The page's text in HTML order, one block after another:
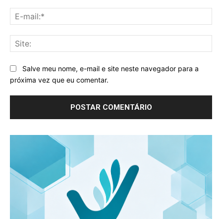
Salve meu nome, e-mail e site neste navegador para a
próxima vez que eu comentar.